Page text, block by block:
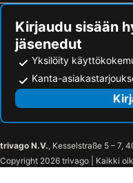
Kirjaudu sisään
jäsenedut
Yksilöity
Kanta-
trivago N.V., Kesselstraße 5 – 7,
Copyright 2026 trivago | Kaikki